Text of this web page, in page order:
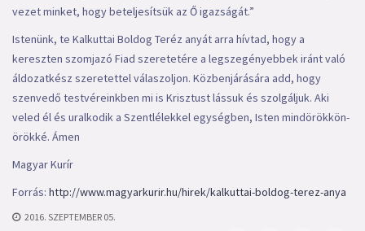
vezet minket, hogy beteljesítsük az Ő igazságát.”
Istenünk, te Kalkuttai Boldog Teréz anyát arra hívtad, hogy a
kereszten szomjazó Fiad szeretetére a legszegényebbek iránt való
áldozatkész szeretettel válaszoljon. Közbenjárására add, hogy
szenvedő testvéreinkben mi is Krisztust lássuk és szolgáljuk. Aki
veled él és uralkodik a Szentlélekkel egységben, Isten mindörökkön-
örökké. Ámen
Magyar Kurír
Forrás: http://www.magyarkurir.hu/hirek/kalkuttai-boldog-terez-anya
2016. SZEPTEMBER 05.